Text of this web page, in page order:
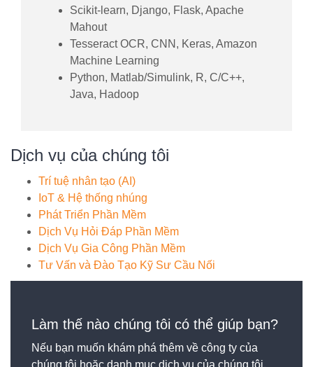
Scikit-learn, Django, Flask, Apache
Mahout
Tesseract OCR, CNN, Keras, Amazon
Machine Learning
Python, Matlab/Simulink, R, C/C++,
Java, Hadoop
Dịch vụ của chúng tôi
Trí tuệ nhân tạo (AI)
IoT & Hệ thống nhúng
Phát Triển Phần Mềm
Dịch Vụ Hỏi Đáp Phần Mềm
Dịch Vụ Gia Công Phần Mềm
Tư Vấn và Đào Tạo Kỹ Sư Cầu Nối
Làm thế nào chúng tôi có thể giúp bạn?
Nếu bạn muốn khám phá thêm về công ty của
chúng tôi hoặc danh mục dịch vụ của chúng tôi,